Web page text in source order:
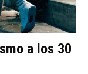
a los 30